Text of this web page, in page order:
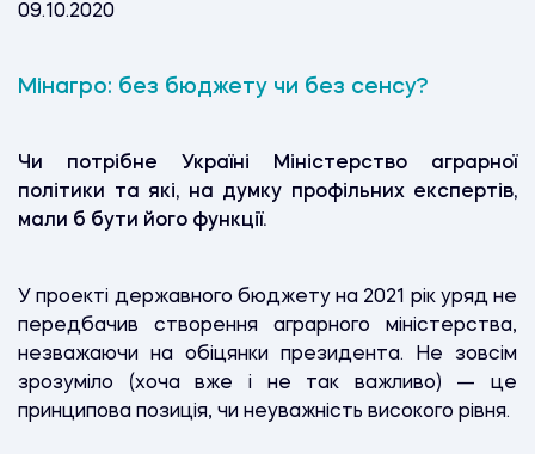
09.10.2020
Мінагро: без бюджету чи без сенсу?
Чи потрібне Україні Міністерство аграрної
політики та які, на думку профільних експертів,
мали б бути його функції.
У проекті державного бюджету на 2021 рік уряд не
передбачив створення аграрного міністерства,
незважаючи на обіцянки президента. Не зовсім
зрозуміло (хоча вже і не так важливо) — це
принципова позиція, чи неуважність високого рівня.